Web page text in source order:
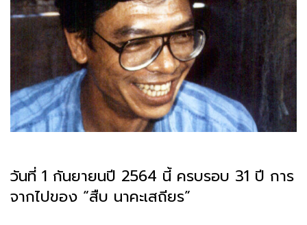
วันที่ 1 กันยายนปี 2564 นี้ ครบรอบ 31 ปี การ
จากไปของ “สืบ นาคะเสถียร”